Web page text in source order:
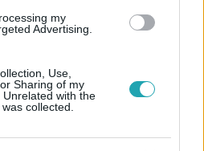
my
Advertising.
Use,
Sharing of my
with the
collected.
# TELEPÜLÉSEK